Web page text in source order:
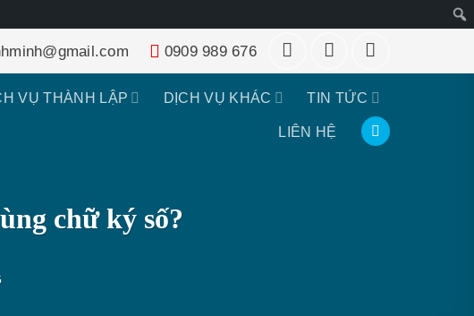
kiếm
0909 989 676
VỤ THÀNH LẬP DỊCH VỤ KHÁC TIN TỨC
LIÊN HỆ
chữ ký số?